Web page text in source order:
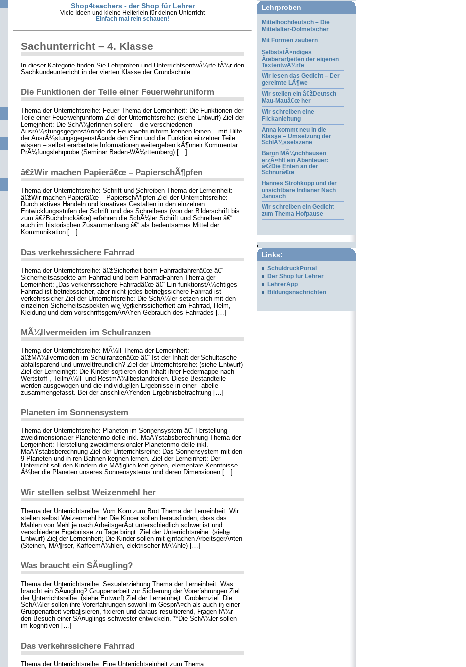
Shop4teachers - der Shop für Lehrer
Viele Ideen und kleine Helferlein für deinen Unterricht
Einfach mal rein schauen!
Sachunterricht – 4. Klasse
In dieser Kategorie finden Sie Lehrproben und UnterrichtsentwÃ¼rfe fÃ¼r den
Sachkundeunterricht in der vierten Klasse der Grundschule.
Die Funktionen der Teile einer Feuerwehruniform
Thema der Unterrichtsreihe: Feuer Thema der Lerneinheit: Die Funktionen der
Teile einer Feuerwehruniform Ziel der Unterrichtsreihe: (siehe Entwurf) Ziel der
Lerneinheit: Die SchÃ¼lerInnen sollen: – die verschiedenen
AusrÃ¼stungsgegenstÃ¤nde der Feuerwehruniform kennen lernen – mit Hilfe
der AusrÃ¼stungsgegenstÃ¤nde den Sinn und die Funktion einzelner Teile
wissen – selbst erarbeitete Informationen weitergeben kÃ¶nnen Kommentar:
PrÃ¼fungslehrprobe (Seminar Baden-WÃ¼rttemberg) […]
â€žWir machen Papierâ€œ – PapierschÃ¶pfen
Thema der Unterrichtsreihe: Schrift und Schreiben Thema der Lerneinheit:
â€žWir machen Papierâ€œ – PapierschÃ¶pfen Ziel der Unterrichtsreihe:
Durch aktives Handeln und kreatives Gestalten in den einzelnen
Entwicklungsstufen der Schrift und des Schreibens (von der Bilderschrift bis
zum â€žBuchdruckâ€œ) erfahren die SchÃ¼ler Schrift und Schreiben â€“
auch im historischen Zusammenhang â€“ als bedeutsames Mittel der
Kommunikation […]
Das verkehrssichere Fahrrad
Thema der Unterrichtsreihe: â€žSicherheit beim Fahrradfahrenâ€œ â€“
Sicherheitsaspekte am Fahrrad und beim FahrradFahren Thema der
Lerneinheit: „Das verkehrssichere Fahrradâ€œ â€“ Ein funktionstÃ¼chtiges
Fahrrad ist betriebssicher, aber nicht jedes betriebssichere Fahrrad ist
verkehrssicher Ziel der Unterrichtsreihe: Die SchÃ¼ler setzen sich mit den
einzelnen Sicherheitsaspekten wie Verkehrssicherheit am Fahrrad, Helm,
Kleidung und dem vorschriftsgemÃ¤ÃŸen Gebrauch des Fahrrades […]
MÃ¼llvermeiden im Schulranzen
Thema der Unterrichtsreihe: MÃ¼ll Thema der Lerneinheit:
â€žMÃ¼llvermeiden im Schulranzenâ€œ â€“ Ist der Inhalt der Schultasche
abfallsparend und umweltfreundlich? Ziel der Unterrichtsreihe: (siehe Entwurf)
Ziel der Lerneinheit: Die Kinder sortieren den Inhalt ihrer Federmappe nach
Wertstoff-, TeilmÃ¼ll- und RestmÃ¼llbestandteilen. Diese Bestandteile
werden ausgewogen und die individuellen Ergebnisse in einer Tabelle
zusammengefasst. Bei der anschlieÃŸenden Ergebnisbetrachtung […]
Planeten im Sonnensystem
Thema der Unterrichtsreihe: Planeten im Sonnensystem â€“ Herstellung
zweidimensionaler Planetenmo-delle inkl. MaÃŸstabsberechnung Thema der
Lerneinheit: Herstellung zweidimensionaler Planetenmo-delle inkl.
MaÃŸstabsberechnung Ziel der Unterrichtsreihe: Das Sonnensystem mit den
9 Planeten und ih-ren Bahnen kennen lernen. Ziel der Lerneinheit: Der
Unterricht soll den Kindern die MÃ¶glich-keit geben, elementare Kenntnisse
Ã¼ber die Planeten unseres Sonnensystems und deren Dimensionen […]
Wir stellen selbst Weizenmehl her
Thema der Unterrichtsreihe: Vom Korn zum Brot Thema der Lerneinheit: Wir
stellen selbst Weizenmehl her Die Kinder sollen herausfinden, dass das
Mahlen von Mehl je nach ArbeitsgerÃ¤t unterschiedlich schwer ist und
verschiedene Ergebnisse zu Tage bringt. Ziel der Unterrichtsreihe: (siehe
Entwurf) Ziel der Lerneinheit: Die Kinder sollen mit einfachen ArbeitsgerÃ¤ten
(Steinen, MÃ¶rser, KaffeemÃ¼hlen, elektrischer MÃ¼hle) […]
Was braucht ein SÃ¤ugling?
Thema der Unterrichtsreihe: Sexualerziehung Thema der Lerneinheit: Was
braucht ein SÃ¤ugling? Gruppenarbeit zur Sicherung der Vorerfahrungen Ziel
der Unterrichtsreihe: (siehe Entwurf) Ziel der Lerneinheit: Groblernziel: Die
SchÃ¼ler sollen ihre Vorerfahrungen sowohl im GesprÃ¤ch als auch in einer
Gruppenarbeit verbalisieren, fixieren und daraus resultierend, Fragen fÃ¼r
den Besuch einer SÃ¤uglings-schwester entwickeln. **Die SchÃ¼ler sollen
im kognitiven […]
Das verkehrssichere Fahrrad
Thema der Unterrichtsreihe: Eine Unterrichtseinheit zum Thema
Lehrproben
Mittelhochdeutsch – Die
Mittelalter-Dolmetscher
Mit Formen zaubern
SelbststÃ¤ndiges
Ãœberarbeiten der eigenen
TextentwÃ¼rfe
Wir lesen das Gedicht – Der
gereimte LÃ¶we
Wir stellen ein â€žDeutsch
Mau-Mauâ€œ her
Wir schreiben eine
Flickanleitung
Anna kommt neu in die
Klasse – Umsetzung der
SchlÃ¼sselszene
Baron MÃ¼nchhausen
erzÃ¤hlt ein Abenteuer:
â€žDie Enten an der
Schnurâ€œ
Hannes Strohkopp und der
unsichtbare Indianer Nach
Janosch
Wir schreiben ein Gedicht
zum Thema Hofpause
Links:
SchuldruckPortal
Der Shop für Lehrer
LehrerApp
Bildungsnachrichten